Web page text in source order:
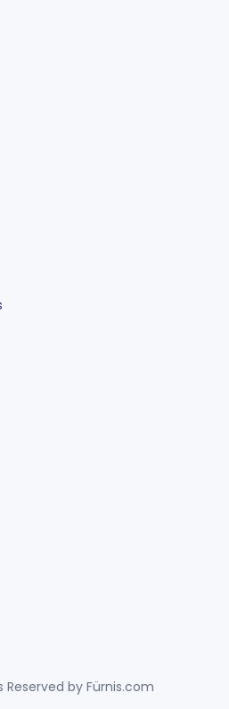
Reserved by Fürnis.com